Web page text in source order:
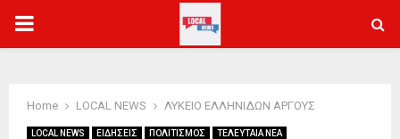
PRIMARY
Home LOCAL NEWS ΛΥΚΕΙΟ ΕΛΛΗΝΙΔΩΝ ΑΡΓΟΥΣ
LOCAL NEWS ΕΙΔΗΣΕΙΣ ΠΟΛΙΤΙΣΜΟΣ ΤΕΛΕΥΤΑΙΑ ΝΕΑ